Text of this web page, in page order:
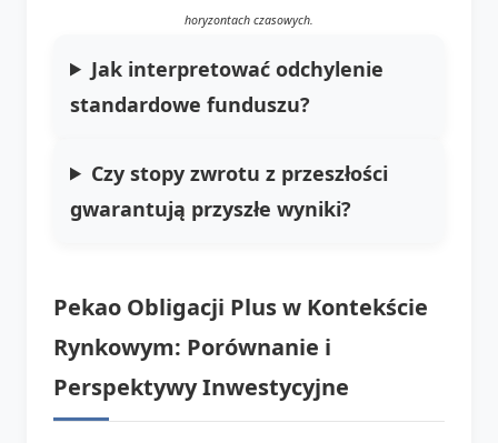
horyzontach czasowych.
Jak interpretować odchylenie
standardowe funduszu?
Czy stopy zwrotu z przeszłości
gwarantują przyszłe wyniki?
Pekao Obligacji Plus w Kontekście
Rynkowym: Porównanie i
Perspektywy Inwestycyjne